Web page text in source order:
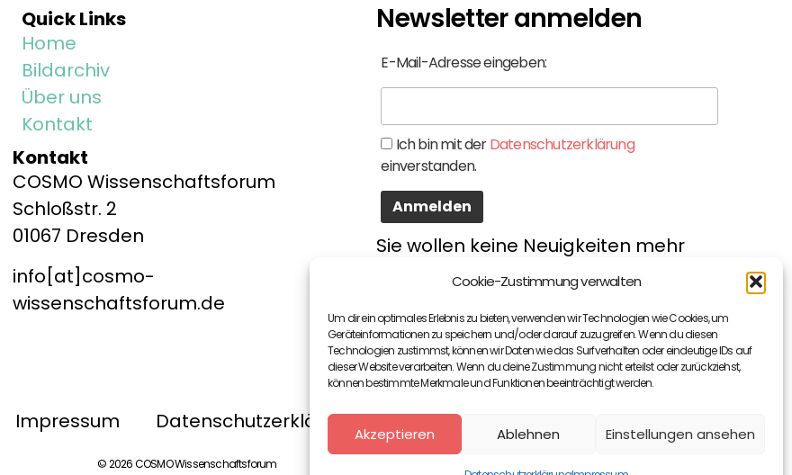
Cookie-Zustimmung verwalten
Um dir ein optimales Erlebnis zu bieten, verwenden wir Technologien wie Cookies, um
Geräteinformationen zu speichern und/oder darauf zuzugreifen. Wenn du diesen
Technologien zustimmst, können wir Daten wie das Surfverhalten oder eindeutige IDs auf
dieser Website verarbeiten. Wenn du deine Zustimmung nicht erteilst oder zurückziehst,
können bestimmte Merkmale und Funktionen beeinträchtigt werden.
Akzeptieren Ablehnen Einstellungen ansehen
Quick Links
Home
Bildarchiv
Über uns
Kontakt
Kontakt
COSMO Wissenschaftsforum
Schloßstr. 2
01067 Dresden
info[at]cosmo-
wissenschaftsforum.de
Newsletter anmelden
E-Mail-Adresse eingeben:
Ich bin mit derDatenschutzerklärung
einverstanden.
Sie wollen keine Neuigkeiten mehr
verpassen? Dann melden Sie sich
Impressum Datenschutzerklärung
© 2026 COSMO Wissenschaftsforum